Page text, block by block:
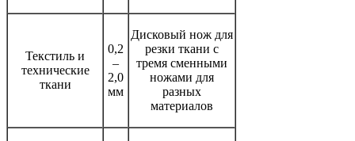
Текстиль и
технические
ткани
0,2
–
2,0
мм
Дисковый нож для
резки ткани с
тремя сменными
ножами для
разных
материалов